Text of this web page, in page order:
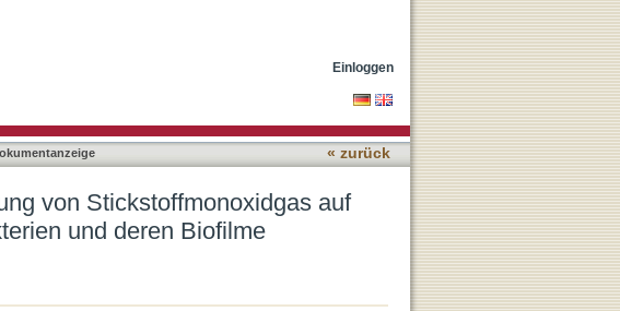
Einloggen
« zurück
von Stickstoffmonoxidgas auf
und deren Biofilme